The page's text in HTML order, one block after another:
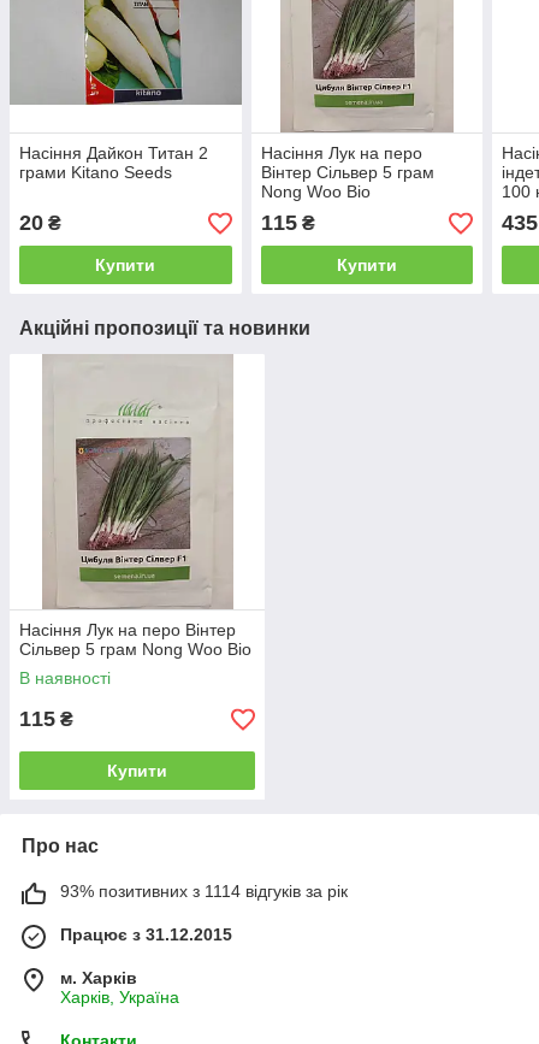
Насіння Дайкон Титан 2
грами Kitano Seeds
20 ₴
Купити
Насіння Лук на перо
Вінтер Сільвер 5 грам
Nong Woo Bio
115₴
Купити
100
435
Акційні пропозиції та новинки
Насіння Лук на перо Вінтер
Сільвер 5 грам Nong Woo Bio
В наявності
115 ₴
Купити
Про нас
93% позитивних з 1114 відгуків за рік
Працює з 31.12.2015
м. Харків
Харків, Україна